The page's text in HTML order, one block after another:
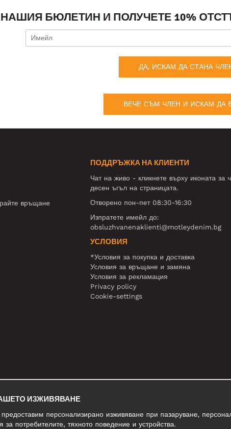
БЮЛЕТИН И ПОЛУЧЕТЕ 10%
ДА, ИСКАМ ДА СТАНА
ВЕЧЕ СЪМ ЧЛЕН И ИСКАМ ДА
връщане
ПОДДРЪЖКА НА КЛИЕНТИ
Чат на живо - кликнете върху иконата за
десен ъгъл на страницата.
Отворено пон-пет 08:30-16:30
Изпратете имейл до:
obsluzhvanenaklienti@motleydenim.bg
УСЛОВИЯ
*Условия за покупка и доставка
Условия за връщане и замяна
Условия за рекламация
Privacy policy
Cookie-settings
ИЗЖИВЯВАНЕ
персонализирано изживяване при пазаруване,
потребителите, тяхното поведение и устройства.